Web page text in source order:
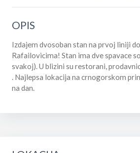
OPIS
Izdajem dvosoban stan na prvoj liniji
Rafailovicima! Stan ima dve spavace
svakoj). U blizini su restorani,
. Najlepsa lokacija na crnogorskom
na dan.